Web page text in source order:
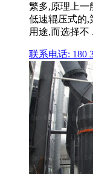
繁多,原理上一
低速辊压式的,
用途,而选择不 .
联系电话: 180